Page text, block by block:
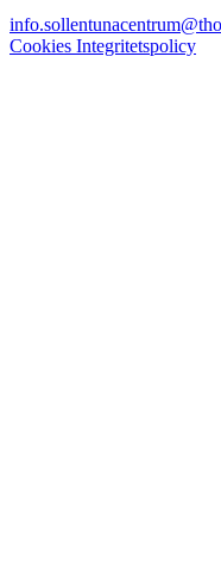
Cookies Integritetspolicy